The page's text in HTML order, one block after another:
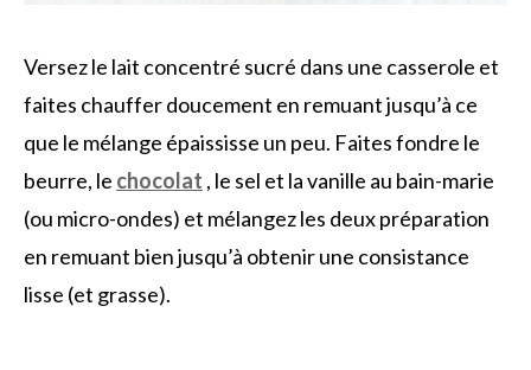
Versez le lait concentré sucré dans une casserole et
faites chauffer doucement en remuant jusqu’à ce
que le mélange épaississe un peu. Faites fondre le
beurre, le chocolat , le sel et la vanille au bain-marie
(ou micro-ondes) et mélangez les deux préparation
en remuant bien jusqu’à obtenir une consistance
lisse (et grasse).